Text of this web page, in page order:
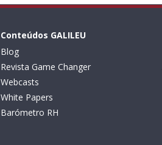
Conteúdos GALILEU
Blog
Revista Game Changer
Webcasts
White Papers
Barómetro RH